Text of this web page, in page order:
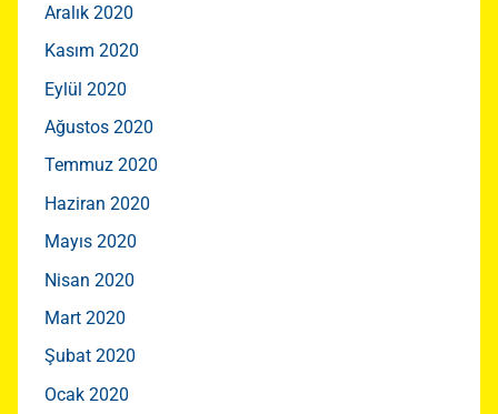
Aralık 2020
Kasım 2020
Eylül 2020
Ağustos 2020
Temmuz 2020
Haziran 2020
Mayıs 2020
Nisan 2020
Mart 2020
Şubat 2020
Ocak 2020